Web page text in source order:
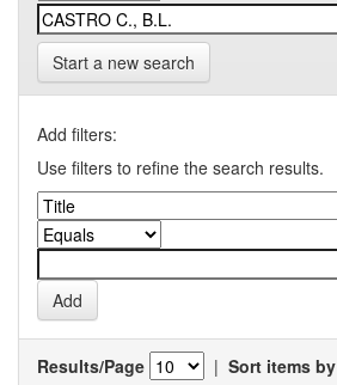
Start a new search
Add filters:
Use filters to refine the search results.
Results/Page | Sort items by